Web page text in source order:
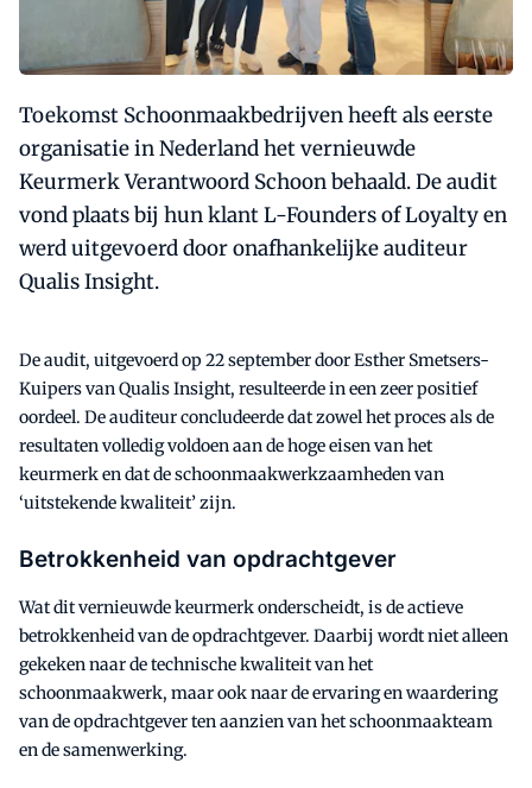
Toekomst Schoonmaakbedrijven heeft als eerste
organisatie in Nederland het vernieuwde
Keurmerk Verantwoord Schoon behaald. De audit
vond plaats bij hun klant L-Founders of Loyalty en
werd uitgevoerd door onafhankelijke auditeur
Qualis Insight.
De audit, uitgevoerd op 22 september door Esther Smetsers-
Kuipers van Qualis Insight, resulteerde in een zeer positief
oordeel. De auditeur concludeerde dat zowel het proces als de
resultaten volledig voldoen aan de hoge eisen van het
keurmerk en dat de schoonmaakwerkzaamheden van
‘uitstekende kwaliteit’ zijn.
Betrokkenheid van opdrachtgever
Wat dit vernieuwde keurmerk onderscheidt, is de actieve
betrokkenheid van de opdrachtgever. Daarbij wordt niet alleen
gekeken naar de technische kwaliteit van het
schoonmaakwerk, maar ook naar de ervaring en waardering
van de opdrachtgever ten aanzien van het schoonmaakteam
en de samenwerking.